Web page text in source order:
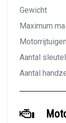
Gewicht
Maximum
Aantal
Aantal